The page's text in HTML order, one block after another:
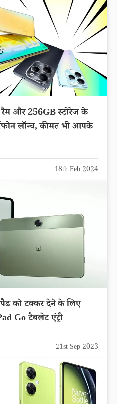
और 256GB स्टोरेज के
लॉन्च, कीमत भी आपके
18th Feb 2024
को टक्कर देने के लिए
वनप्लस तैयार, OnePlus Pad Go टैबलेट एंट्री
21st Sep 2023